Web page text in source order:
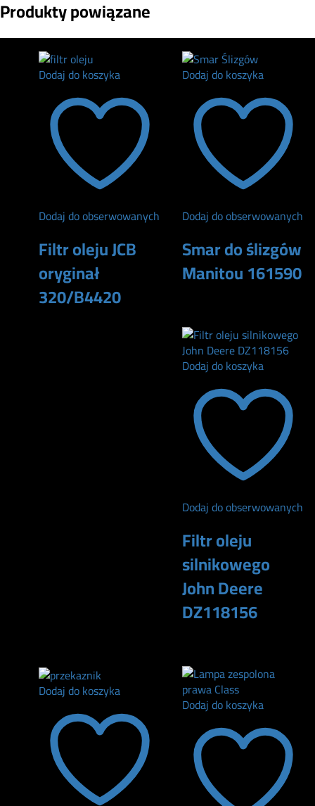
Produkty powiązane
Dodaj do koszyka
Dodaj do obserwowanych
Filtr oleju JCB
oryginał
320/B4420
Dodaj do koszyka
Dodaj do obserwowanych
Smar do ślizgów
Manitou 161590
Dodaj do koszyka
Dodaj do obserwowanych
Filtr oleju
silnikowego
John Deere
DZ118156
Dodaj do koszyka
Dodaj do koszyka